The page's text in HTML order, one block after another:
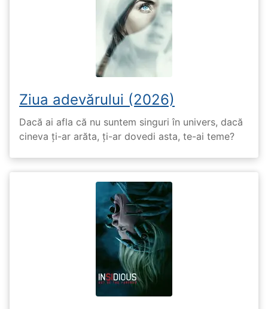
Ziua adevărului (2026)
Dacă ai afla că nu suntem singuri în univers, dacă
cineva ți-ar arăta, ți-ar dovedi asta, te-ai teme?